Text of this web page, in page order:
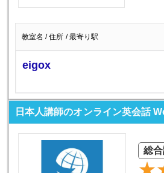
教室名 / 住所 / 最寄り駅
eigox
日本人講師のオンライン英会話
総